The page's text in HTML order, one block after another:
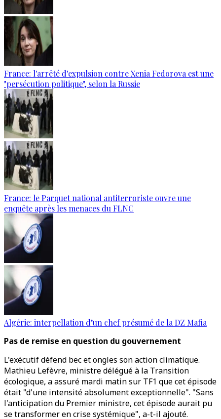
France: l'arrêté d'expulsion contre Xenia Fedorova est une
"persécution politique", selon la Russie
France: le Parquet national antiterroriste ouvre une
enquête après les menaces du FLNC
Algérie: interpellation d’un chef présumé de la DZ Mafia
Pas de remise en question du gouvernement
L'exécutif défend bec et ongles son action climatique.
Mathieu Lefèvre, ministre délégué à la Transition
écologique, a assuré mardi matin sur TF1 que cet épisode
était "d'une intensité absolument exceptionnelle". "Sans
l'anticipation du Premier ministre, cet épisode aurait pu
se transformer en crise systémique", a-t-il ajouté.